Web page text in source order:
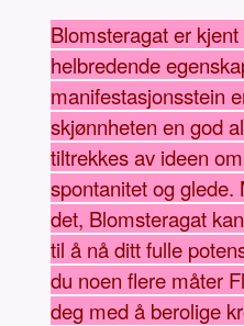
Blomsteragat er
helbredende
manifestasjonsstein
skjønnheten en god
tiltrekkes av ideen
spontanitet og glede.
det, Blomsteragat
til å nå ditt fulle
du noen flere måter
deg med å berolige